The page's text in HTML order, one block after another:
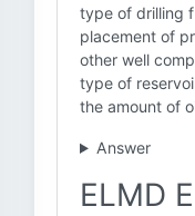
type of drilling
placement of
other well
type of
the amount of
Answer
ELMD